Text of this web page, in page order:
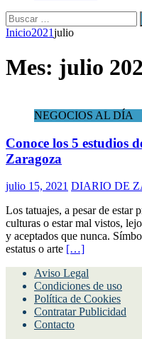
Buscar:
Inicio2021julio
Mes: julio
NEGOCIOS AL DÍA
Conoce los 5 estudios
Zaragoza
julio 15, 2021 DIARIO DE
Los tatuajes, a pesar de estar
culturas o estar mal vistos,
y aceptados que nunca.
estatus o arte […]
Aviso Legal
Condiciones de uso
Política de Cookies
Contratar Publicidad
Contacto